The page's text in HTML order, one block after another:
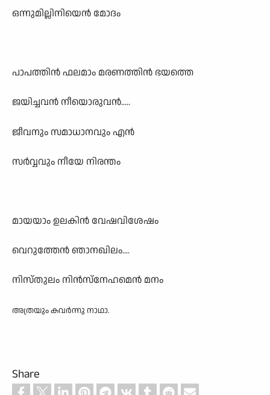
ഒന്നുമില്ലിനിയെൻ മോദം
പാപത്തിൻ ഫലമാം മരണത്തിൻ ഭയത്തെ
ജയിച്ചവൻ നീയൊരുവൻ.....
ജീവനും സമാധാനവും എൻ
സർവ്വവും നീയേ നിരന്തം
മായയാം ഉലകിൻ വേഷവിശേഷം
വെറുത്തേൻ ഞാനഖിലം....
നിസ്തുലം നിൻസ്നേഹമെൻ മനം
അത്രയും കവർന്നു നാഥാ.
Share